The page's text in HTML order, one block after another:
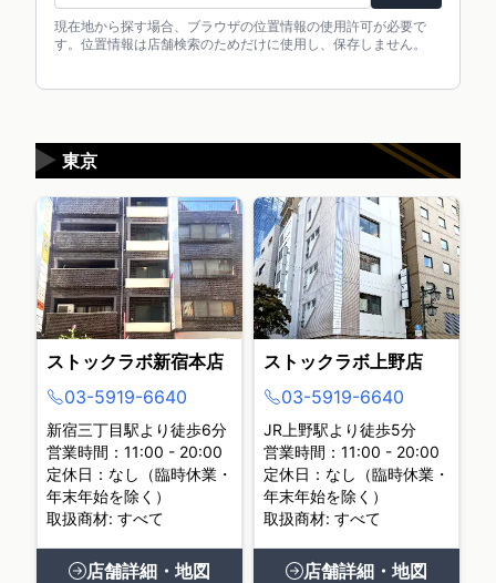
現在地から探す場合、ブラウザの位置情報の使用許可が必要で
す。位置情報は店舗検索のためだけに使用し、保存しません。
東京
▶
ストックラボ新宿本店
03-5919-6640
新宿三丁目駅より徒歩6分
営業時間：11:00 - 20:00
定休日：なし（臨時休業・
年末年始を除く）
取扱商材: すべて
店舗詳細・地図
ストックラボ上野店
03-5919-6640
JR上野駅より徒歩5分
営業時間：11:00 - 20:00
定休日：なし（臨時休業・
年末年始を除く）
取扱商材: すべて
店舗詳細・地図